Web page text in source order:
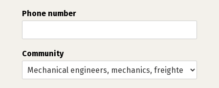
Phone number
Community